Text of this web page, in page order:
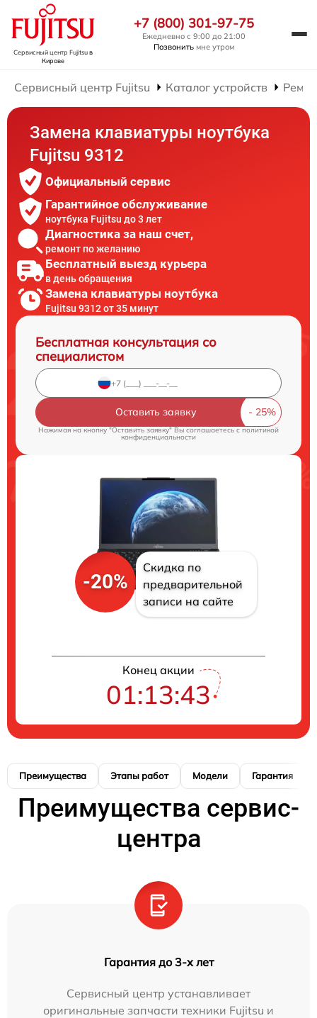
Сервисный центр Fujitsuв
Кирове
+7 (800) 301-97-75
Ежедневно с 9:00 до 21:00
Позвонить мне утром
Сервисный центр Fujitsu Каталог устройств
Замена клавиатуры ноутбука
Fujitsu 9312
Официальный сервис
Гарантийное обслуживание
ноутбука Fujitsu до 3 лет
Диагностика за наш счет,
ремонт по желанию
Бесплатный выезд курьера
в день обращения
Замена клавиатуры ноутбука
Fujitsu 9312 от 35 минут
Бесплатная консультация со
специалистом
Оставить заявку
Нажимая на кнопку "Оставить заявку" Вы соглашаетесь cполитикой
конфиденциальности
-20%
Скидка по
предварительной
записи на сайте
Конец акции
01:13:42
Преимущества Этапы работ Модели Гарантия
Преимущества сервис-
центра
Гарантия до 3-х лет
Сервисный центр устанавливает
оригинальные запчасти техники Fujitsu и